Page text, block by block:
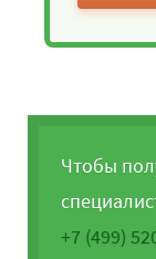
Чтобы
+7 (499)